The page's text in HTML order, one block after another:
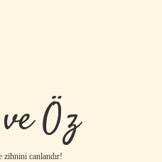
Öz
zihnini canlandır!